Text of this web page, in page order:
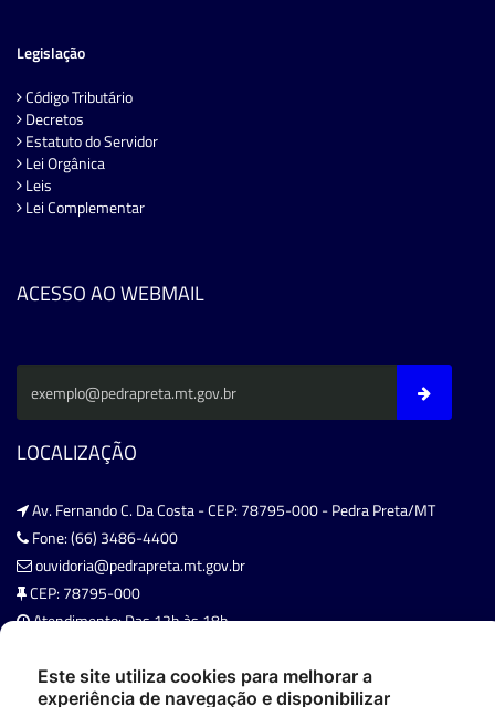
Legislação
Código Tributário
Decretos
Estatuto do Servidor
Lei Orgânica
Leis
Lei Complementar
ACESSO AO WEBMAIL
LOCALIZAÇÃO
Av. Fernando C. Da Costa - CEP: 78795-000 - Pedra Preta/MT
Fone: (66) 3486-4400
ouvidoria@pedrapreta.mt.gov.br
CEP: 78795-000
Atendimento: Das 12h às 18h,
Este site utiliza cookies para melhorar a
experiência de navegação e disponibilizar